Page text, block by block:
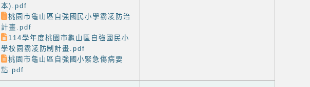
本).pdf
桃園市龜山區自強國民小學霸凌防治
計畫.pdf
114學年度桃園市龜山區自強國民小
學校園霸凌防制計畫.pdf
桃園市龜山區自強國小緊急傷病要
點.pdf